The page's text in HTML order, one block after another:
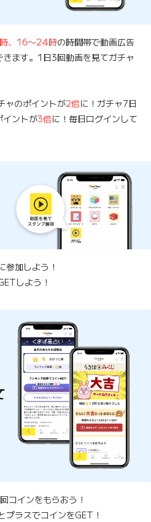
、16〜24時の時間帯で動画広告
ます。1日3回動画を見てガチャ
ャのポイントが2倍に！ガチャ7日
イントが3倍に！毎日ログインして
参加しよう！
しよう！
コインをもらおう！
プラスでコインをGET！